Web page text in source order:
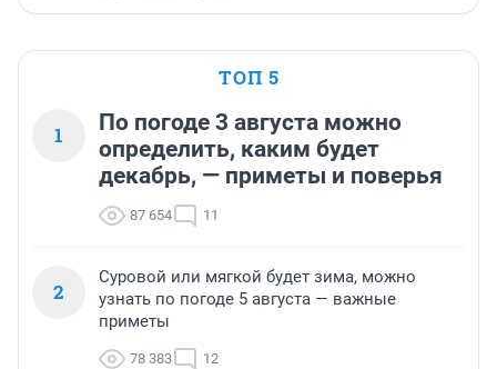
ТОП 5
1
По погоде 3 августа можно
определить, каким будет
декабрь, — приметы и поверья
87 654 11
2
Суровой или мягкой будет зима, можно
узнать по погоде 5 августа — важные
приметы
78 383 12